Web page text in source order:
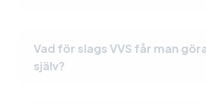
subtil, men VVS (värme,
är ett bredare begrepp som
Vad för slags VVS får man
själv?